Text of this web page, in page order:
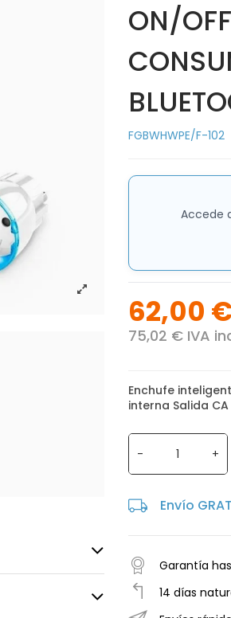
ON/
FGBWHWPE/F-102
Accede
62,00
75,02 € IVA
Enchufe
interna Salida
- +
Envío
Garantía
14 días